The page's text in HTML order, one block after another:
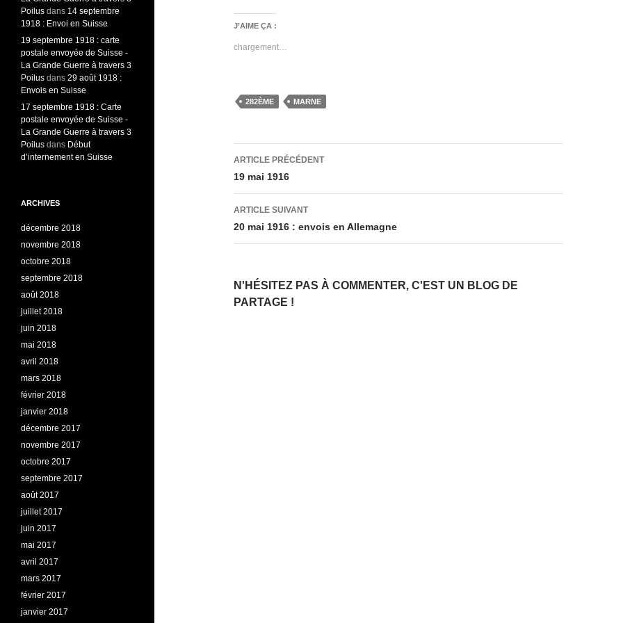
J’AIME ÇA :
chargement…
282ÈME MARNE
Navigation
des
articles
ARTICLE PRÉCÉDENT
19 mai 1916
ARTICLE SUIVANT
20 mai 1916 : envois en Allemagne
N'HÉSITEZ PAS À COMMENTER, C'EST UN BLOG DE
PARTAGE !
Poilus dans 14 septembre
1918 : Envoi en Suisse
19 septembre 1918 : carte
postale envoyée de Suisse -
La Grande Guerre à travers 3
Poilus dans 29 août 1918 :
Envois en Suisse
17 septembre 1918 : Carte
postale envoyée de Suisse -
La Grande Guerre à travers 3
Poilus dans Début
d’internement en Suisse
ARCHIVES
décembre 2018
novembre 2018
octobre 2018
septembre 2018
août 2018
juillet 2018
juin 2018
mai 2018
avril 2018
mars 2018
février 2018
janvier 2018
décembre 2017
novembre 2017
octobre 2017
septembre 2017
août 2017
juillet 2017
juin 2017
mai 2017
avril 2017
mars 2017
février 2017
janvier 2017